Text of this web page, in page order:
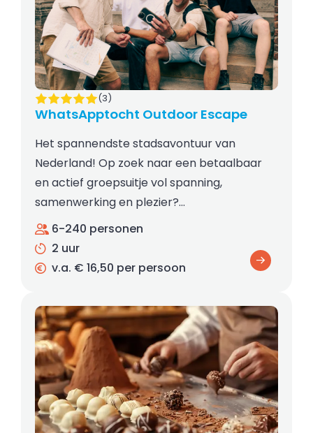
WhatsApptocht Outdoor Escape
(3)
Het spannendste stadsavontuur van
Nederland! Op zoek naar een betaalbaar
en actief groepsuitje vol spanning,
samenwerking en plezier?…
6-240 personen
2 uur
v.a. € 16,50 per persoon